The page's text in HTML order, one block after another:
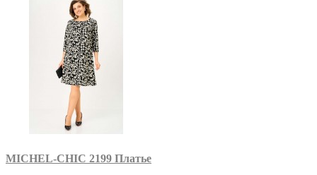
MICHEL-CHIC 2199 Платье